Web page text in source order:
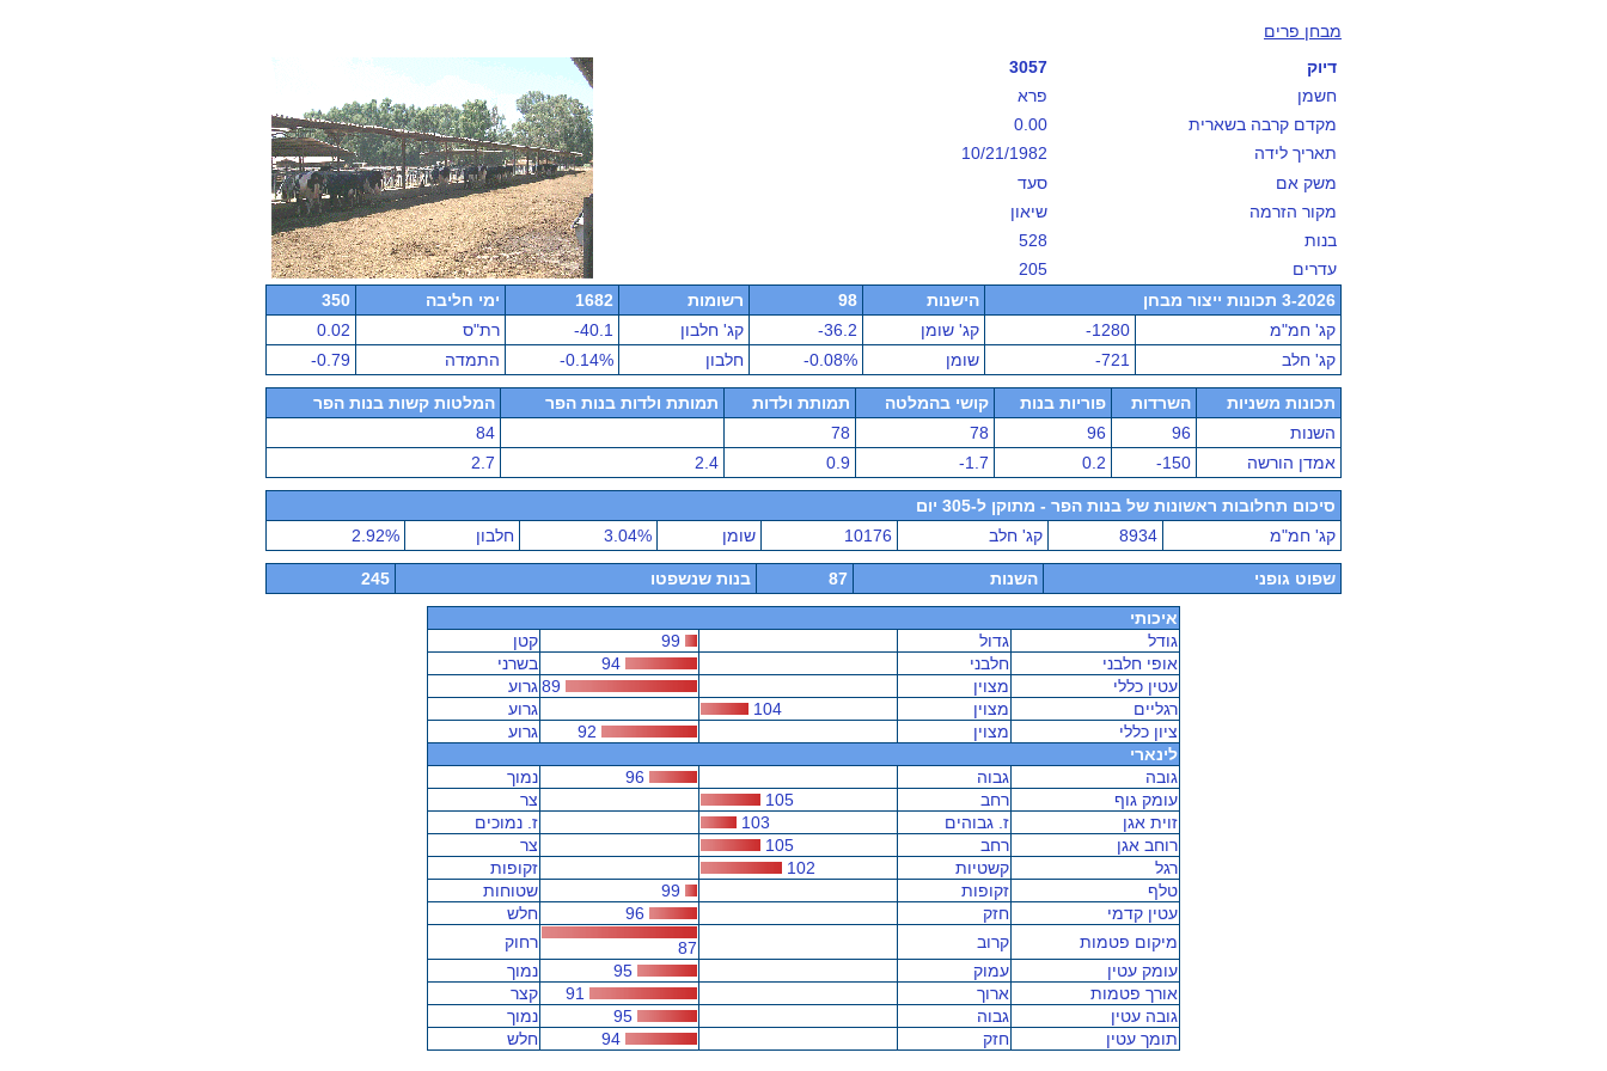
מבחן פרים
דיוק
3057
חשמן
פרא
מקדם קרבה בשארית
0.00
תאריך לידה
10/21/1982
משק אם
סעד
מקור הזרמה
שיאון
בנות
528
עדרים
205
3-2026 תכונות ייצור מבחן
הישנות 98 רשומות 1682 ימי חליבה
350
קג' חמ"מ
-1280 קג' שומן -36.2 קג' חלבון -40.1 רת"ס
0.02
קג' חלב
-721 שומן -0.08% חלבון -0.14% התמדה -0.79
תכונות משניות השרדות פוריות בנות קושי בהמלטה תמותת ולדות תמותת ולדות בנות הפר
המלטות קשות בנות הפר
השנות
96
96
78
78
84
אמדן הורשה
-150
0.2
-1.7
0.9
2.4
2.7
סיכום תחלובות ראשונות של בנות הפר - מתוקן ל-305 יום
קג' חמ"מ
8934 קג' חלב 10176 שומן 3.04% חלבון 2.92%
שפוט גופני השנות 87 בנות שנשפטו 245
איכותי
גודל
גדול
קטן
אופי חלבני
חלבני
בשרני
עטין כללי
מצוין
גרוע
רגליים
מצוין 104
גרוע
ציון כללי
מצוין
גרוע
לינארי
גובה
גבוה
נמוך
עומק גוף
רחב 105
צר
זוית אגן
ז. גבוהים 103
ז. נמוכים
רוחב אגן
רחב 105
צר
רגל
קשטיות 102
זקופות
טלף
זקופות
שטוחות
עטין קדמי
חזק
חלש
מיקום פטמות
קרוב 87
רחוק
עומק עטין
עמוק
נמוך
אורך פטמות
ארוך
קצר
גובה עטין
גבוה
נמוך
תומך עטין
חזק חלש